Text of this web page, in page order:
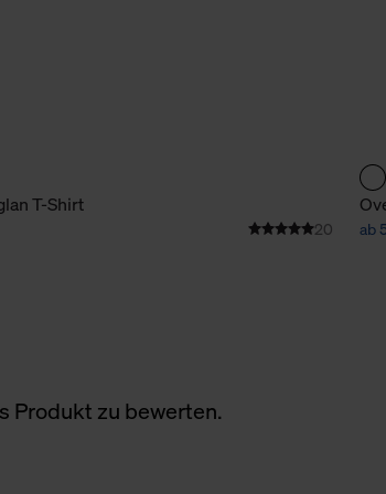
T-Shirt
20 ab
Produkt zu bewerten.